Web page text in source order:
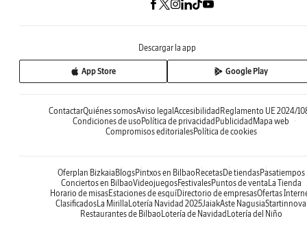
Descargar la app
App Store Google Play
ContactarQuiénes somosAviso legalAccesibilidadReglamento UE 2024/
Condiciones de usoPolítica de privacidadPublicidadMapa web
Compromisos editorialesPolítica de cookies
Oferplan BizkaiaBlogsPintxos en BilbaoRecetasDe tiendasPasatiempos
Conciertos en BilbaoVideojuegosFestivalesPuntos de ventaLa Tienda
Horario de misasEstaciones de esquíDirectorio de empresasOfertas
ClasificadosLa MirillaLotería Navidad 2025JaiakAste NagusiaStartinnova
Restaurantes de BilbaoLotería de NavidadLotería del Niño